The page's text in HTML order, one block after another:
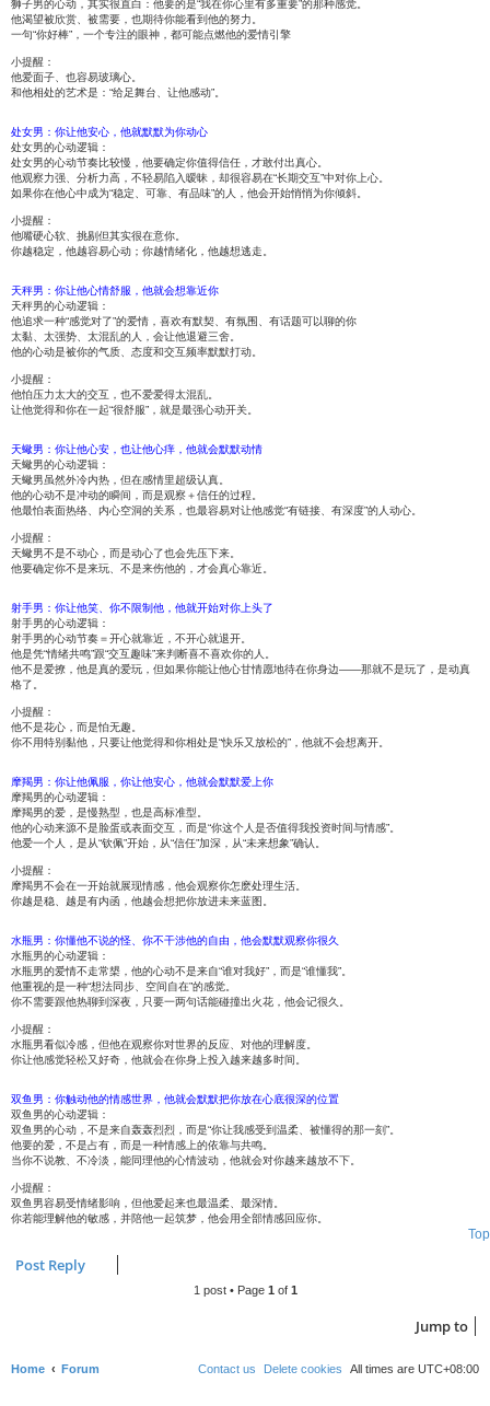
狮子男的心动，其实很直白：他要的是“我在你心里有多重要”的那种感觉。
他渴望被欣赏、被需要，也期待你能看到他的努力。
一句“你好棒”，一个专注的眼神，都可能点燃他的爱情引擎
小提醒：
他爱面子、也容易玻璃心。
和他相处的艺术是：“给足舞台、让他感动”。
处女男：你让他安心，他就默默为你动心
处女男的心动逻辑：
处女男的心动节奏比较慢，他要确定你值得信任，才敢付出真心。
他观察力强、分析力高，不轻易陷入暧昧，却很容易在“长期交互”中对你上心。
如果你在他心中成为“稳定、可靠、有品味”的人，他会开始悄悄为你倾斜。
小提醒：
他嘴硬心软、挑剔但其实很在意你。
你越稳定，他越容易心动；你越情绪化，他越想逃走。
天秤男：你让他心情舒服，他就会想靠近你
天秤男的心动逻辑：
他追求一种“感觉对了”的爱情，喜欢有默契、有氛围、有话题可以聊的你
太黏、太强势、太混乱的人，会让他退避三舍。
他的心动是被你的气质、态度和交互频率默默打动。
小提醒：
他怕压力太大的交互，也不爱爱得太混乱。
让他觉得和你在一起“很舒服”，就是最强心动开关。
天蠍男：你让他心安，也让他心痒，他就会默默动情
天蠍男的心动逻辑：
天蠍男虽然外冷内热，但在感情里超级认真。
他的心动不是冲动的瞬间，而是观察＋信任的过程。
他最怕表面热络、内心空洞的关系，也最容易对让他感觉“有链接、有深度”的人动心。
小提醒：
天蠍男不是不动心，而是动心了也会先压下来。
他要确定你不是来玩、不是来伤他的，才会真心靠近。
射手男：你让他笑、你不限制他，他就开始对你上头了
射手男的心动逻辑：
射手男的心动节奏＝开心就靠近，不开心就退开。
他是凭“情绪共鸣”跟“交互趣味”来判断喜不喜欢你的人。
他不是爱撩，他是真的爱玩，但如果你能让他心甘情愿地待在你身边——那就不是玩了，是动真
格了。
小提醒：
他不是花心，而是怕无趣。
你不用特别黏他，只要让他觉得和你相处是“快乐又放松的”，他就不会想离开。
摩羯男：你让他佩服，你让他安心，他就会默默爱上你
摩羯男的心动逻辑：
摩羯男的爱，是慢熟型，也是高标准型。
他的心动来源不是脸蛋或表面交互，而是“你这个人是否值得我投资时间与情感”。
他爱一个人，是从“钦佩”开始，从“信任”加深，从“未来想象”确认。
小提醒：
摩羯男不会在一开始就展现情感，他会观察你怎麽处理生活。
你越是稳、越是有内函，他越会想把你放进未来蓝图。
水瓶男：你懂他不说的怪、你不干涉他的自由，他会默默观察你很久
水瓶男的心动逻辑：
水瓶男的爱情不走常槼，他的心动不是来自“谁对我好”，而是“谁懂我”。
他重视的是一种“想法同步、空间自在”的感觉。
你不需要跟他热聊到深夜，只要一两句话能碰撞出火花，他会记很久。
小提醒：
水瓶男看似冷感，但他在观察你对世界的反应、对他的理解度。
你让他感觉轻松又好奇，他就会在你身上投入越来越多时间。
双鱼男：你触动他的情感世界，他就会默默把你放在心底很深的位置
双鱼男的心动逻辑：
双鱼男的心动，不是来自轰轰烈烈，而是“你让我感受到温柔、被懂得的那一刻”。
他要的爱，不是占有，而是一种情感上的依靠与共鸣。
当你不说教、不冷淡，能同理他的心情波动，他就会对你越来越放不下。
小提醒：
双鱼男容易受情绪影响，但他爱起来也最温柔、最深情。
你若能理解他的敏感，并陪他一起筑梦，他会用全部情感回应你。
Top
Post Reply
1 post • Page 1 of 1
Jump to
Home Forum All times are UTC+08:00
Delete cookies
Contact us